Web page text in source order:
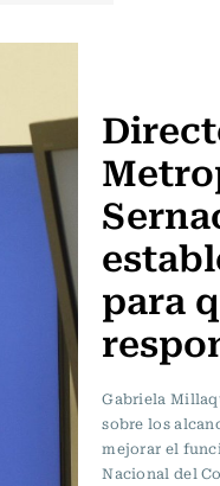
para
Gabriela
sobre los
mejorar el
Nacional del